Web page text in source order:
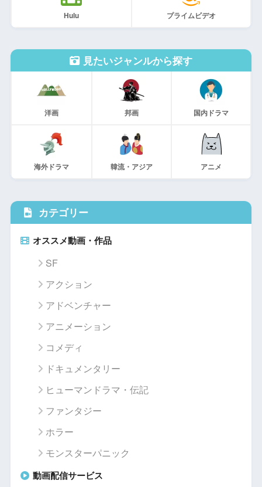
Hulu プライムビデオ
見たいジャンルから探す
洋画 邦画 国内ドラマ
海外ドラマ 韓流・アジア アニメ
カテゴリー
オススメ動画・作品
SF
アクション
アドベンチャー
アニメーション
コメディ
ドキュメンタリー
ヒューマンドラマ・伝記
ファンタジー
ホラー
モンスターパニック
動画配信サービス